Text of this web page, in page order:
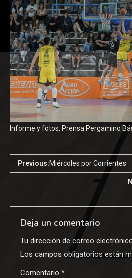
Informe y fotos: Prensa Pergamino
Previous:Miércoles por Corrientes
Deja un comentario
Tu dirección de correo
Los campos obligatorios están
Comentario *